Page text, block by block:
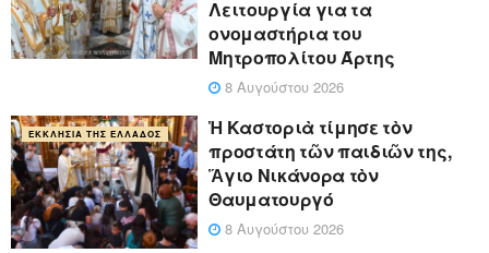
Λειτουργία για τα
ονομαστήρια του
Μητροπολίτου Άρτης
8 Αυγούστου 2026
ΕΚΚΛΗΣΊΑ ΤΗΣ ΕΛΛΆΔΟΣ
Ἡ Καστοριὰ τίμησε τὸν
προστάτη τῶν παιδιῶν της,
Ἅγιο Νικάνορα τὸν
Θαυματουργό
8 Αυγούστου 2026